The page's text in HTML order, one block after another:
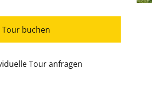
Tour buchen
Tour anfragen